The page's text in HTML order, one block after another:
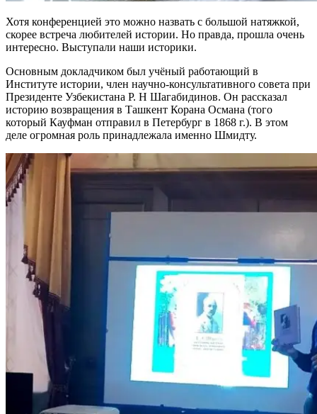
Хотя конференцией это можно назвать с большой натяжкой,
скорее встреча любителей истории. Но правда, прошла очень
интересно. Выступали наши историки.
Основным докладчиком был учёный работающий в
Институте истории, член научно-консультативного совета при
Президенте Узбекистана Р. Н Шагабидинов. Он рассказал
историю возвращения в Ташкент Корана Османа (того
который Кауфман отправил в Петербург в 1868 г.). В этом
деле огромная роль принадлежала именно Шмидту.